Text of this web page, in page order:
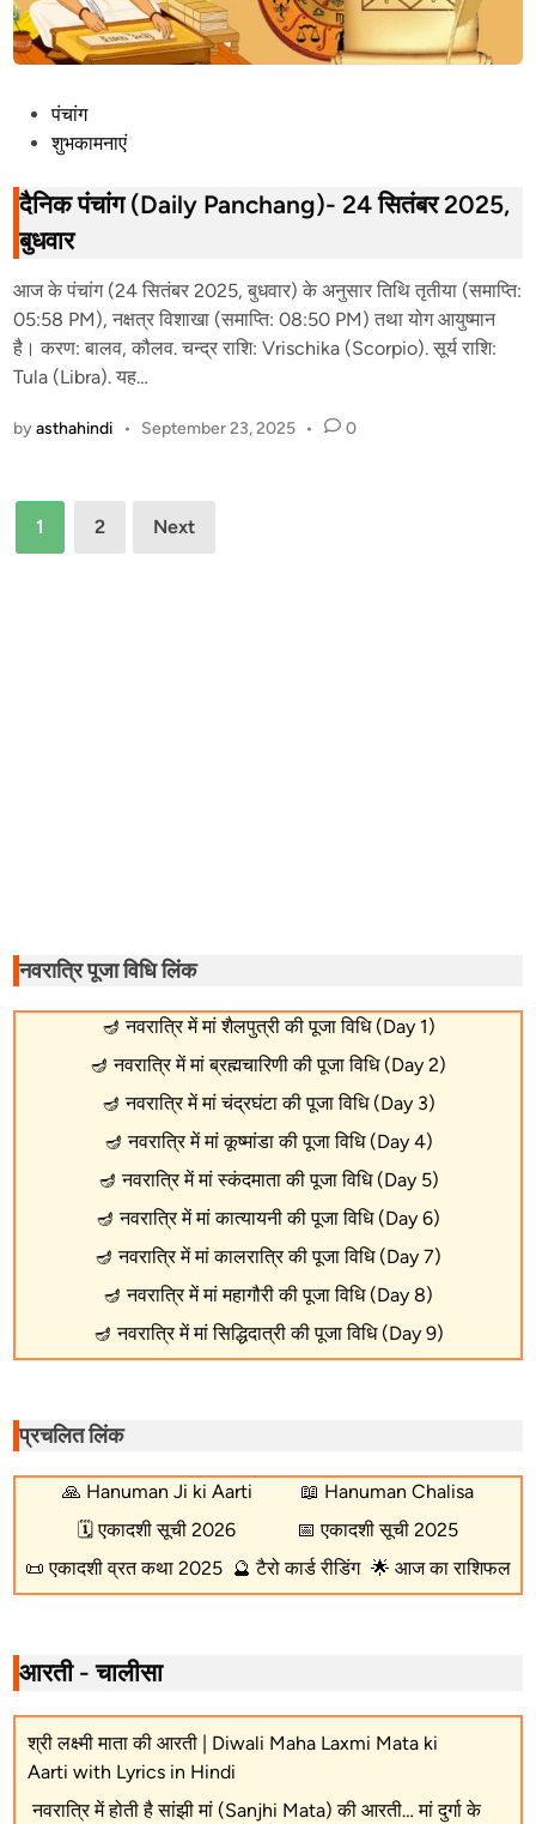
t
e
d
i
n
पंचांग
शुभकामनाएं
दैनिक पंचांग (Daily Panchang)- 24 सितंबर 2025,
बुधवार
आज के पंचांग (24 सितंबर 2025, बुधवार) के अनुसार तिथि तृतीया (समाप्ति:
05:58 PM), नक्षत्र विशाखा (समाप्ति: 08:50 PM) तथा योग आयुष्मान
है। करण: बालव, कौलव. चन्द्र राशि: Vrischika (Scorpio). सूर्य राशि:
Tula (Libra). यह…
byasthahindi • September 23, 2025 • 0
Posts
pagination
1 2 Next
नवरात्रि पूजा विधि लिंक
🪔 नवरात्रि में मां शैलपुत्री की पूजा विधि (Day 1)
🪔 नवरात्रि में मां ब्रह्मचारिणी की पूजा विधि (Day 2)
🪔 नवरात्रि में मां चंद्रघंटा की पूजा विधि (Day 3)
🪔 नवरात्रि में मां कूष्मांडा की पूजा विधि (Day 4)
🪔 नवरात्रि में मां स्कंदमाता की पूजा विधि (Day 5)
🪔 नवरात्रि में मां कात्यायनी की पूजा विधि (Day 6)
🪔 नवरात्रि में मां कालरात्रि की पूजा विधि (Day 7)
🪔 नवरात्रि में मां महागौरी की पूजा विधि (Day 8)
🪔 नवरात्रि में मां सिद्धिदात्री की पूजा विधि (Day 9)
प्रचलित लिंक
🙏 Hanuman Ji ki Aarti 📖 Hanuman Chalisa
🗓️ एकादशी सूची 2026 📅 एकादशी सूची 2025
📜 एकादशी व्रत कथा 2025 🔮 टैरो कार्ड रीडिंग 🌟 आज का राशिफल
आरती - चालीसा
श्री लक्ष्मी माता की आरती | Diwali Maha Laxmi Mata ki
Aarti with Lyrics in Hindi
नवरात्रि में होती है सांझी मां (Sanjhi Mata) की आरती… मां दुर्गा के